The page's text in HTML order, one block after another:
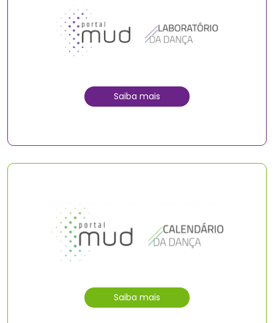
Saiba mais
Saiba mais